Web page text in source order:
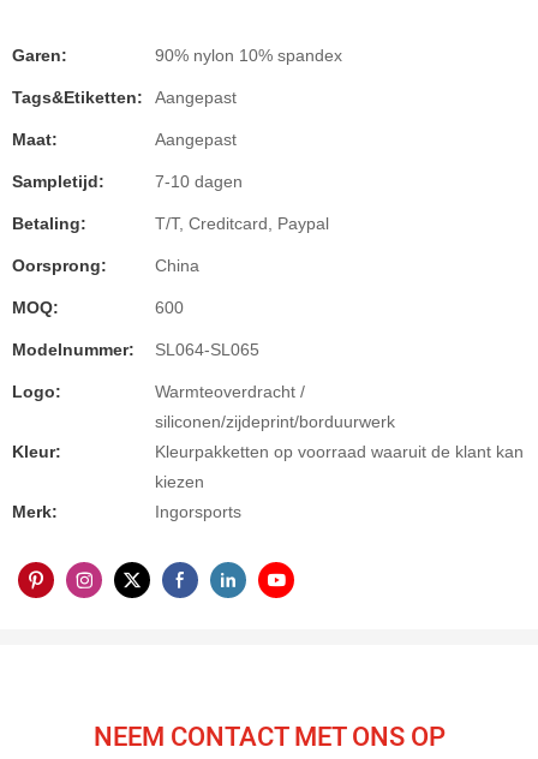
Garen: 90% nylon 10% spandex
Tags&Etiketten: Aangepast
Maat: Aangepast
Sampletijd: 7-10 dagen
Betaling: T/T, Creditcard, Paypal
Oorsprong: China
MOQ: 600
Modelnummer: SL064-SL065
Logo:
Warmteoverdracht /
siliconen/zijdeprint/borduurwerk
Kleur:
Kleurpakketten op voorraad waaruit de klant kan
kiezen
Merk:
Ingorsports
NEEM CONTACT MET ONS OP